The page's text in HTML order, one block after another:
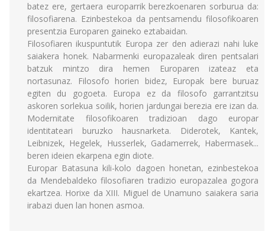
batez ere, gertaera europarrik berezkoenaren sorburua da:
filosofiarena. Ezinbestekoa da pentsamendu filosofikoaren
presentzia Europaren gaineko eztabaidan.
Filosofiaren ikuspuntutik Europa zer den adierazi nahi luke
saiakera honek. Nabarmenki europazaleak diren pentsalari
batzuk mintzo dira hemen Europaren izateaz eta
nortasunaz. Filosofo horien bidez, Europak bere buruaz
egiten du gogoeta. Europa ez da filosofo garrantzitsu
askoren sorlekua soilik, horien jardungai berezia ere izan da.
Modernitate filosofikoaren tradizioan dago europar
identitateari buruzko hausnarketa. Diderotek, Kantek,
Leibnizek, Hegelek, Husserlek, Gadamerrek, Habermasek...
beren ideien ekarpena egin diote.
Europar Batasuna kili-kolo dagoen honetan, ezinbestekoa
da Mendebaldeko filosofiaren tradizio europazalea gogora
ekartzea. Horixe da XIII. Miguel de Unamuno saiakera saria
irabazi duen lan honen asmoa.